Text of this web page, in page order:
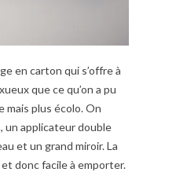
en carton qui s’offre à
que ce qu’on a pu
mais plus écolo. On
un applicateur double
et un grand miroir. La
donc facile à emporter.